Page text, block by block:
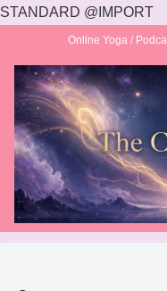
STANDARD @IMPORT
Online Yoga /